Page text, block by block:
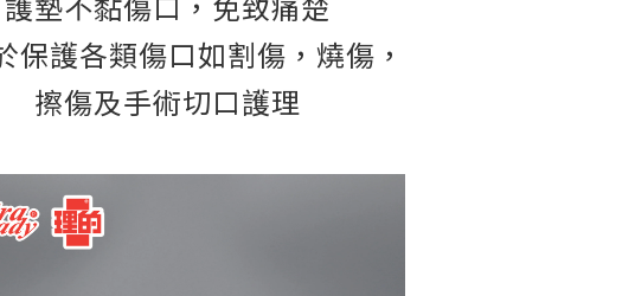
保護各類傷口如割傷，燒傷，
擦傷及手術切口護理